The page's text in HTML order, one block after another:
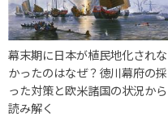
幕末期に日本が植民地化されな
かったのはなぜ？徳川幕府の採
った対策と欧米諸国の状況から
読み解く